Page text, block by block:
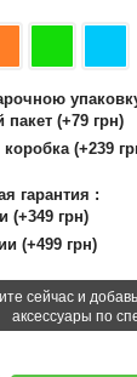
пакет (+79 грн)
коробка(+239
гарантия :
(+349 грн)
(+499 грн)
сейчас и
аксессуары по